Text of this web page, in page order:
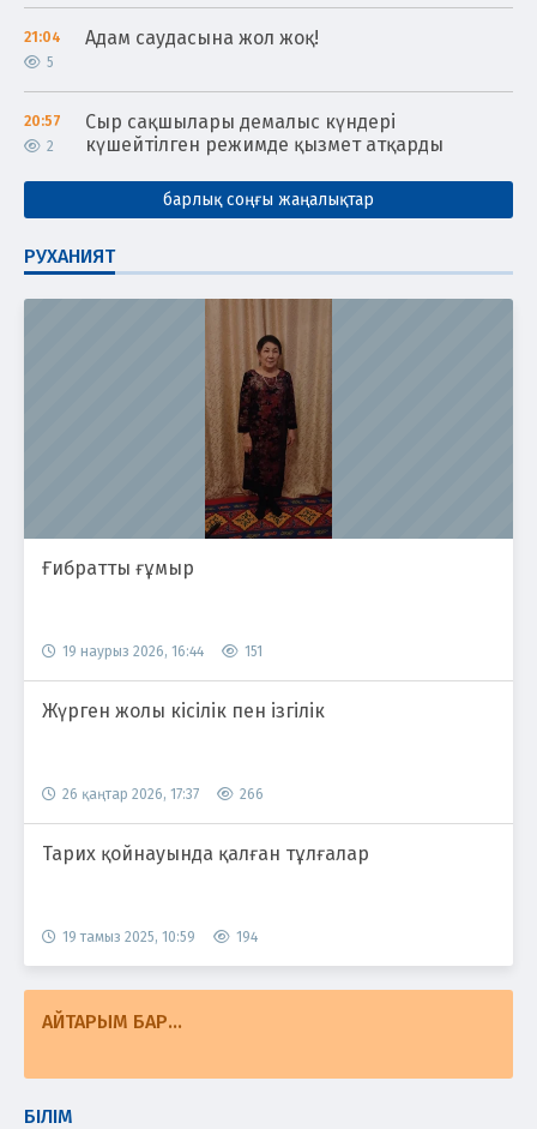
21:04
5
Адам саудасына жол жоқ!
20:57
2
Сыр сақшылары демалыс күндері
күшейтілген режимде қызмет атқарды
барлық соңғы жаңалықтар
РУХАНИЯТ
Ғибратты ғұмыр
19 наурыз 2026, 16:44 151
Жүрген жолы кісілік пен ізгілік
26 қаңтар 2026, 17:37 266
Тарих қойнауында қалған тұлғалар
19 тамыз 2025, 10:59 194
АЙТАРЫМ БАР...
БІЛІМ